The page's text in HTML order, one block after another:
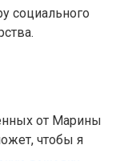
социального
от Марины
чтобы я